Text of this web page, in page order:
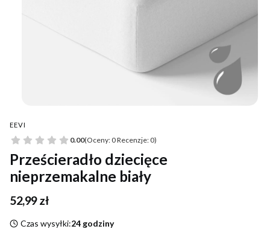
EEVI
0.00(Oceny: 0 Recenzje: 0)
Prześcieradło dziecięce
nieprzemakalne biały
Cena
52,99 zł
Czas wysyłki:24 godziny